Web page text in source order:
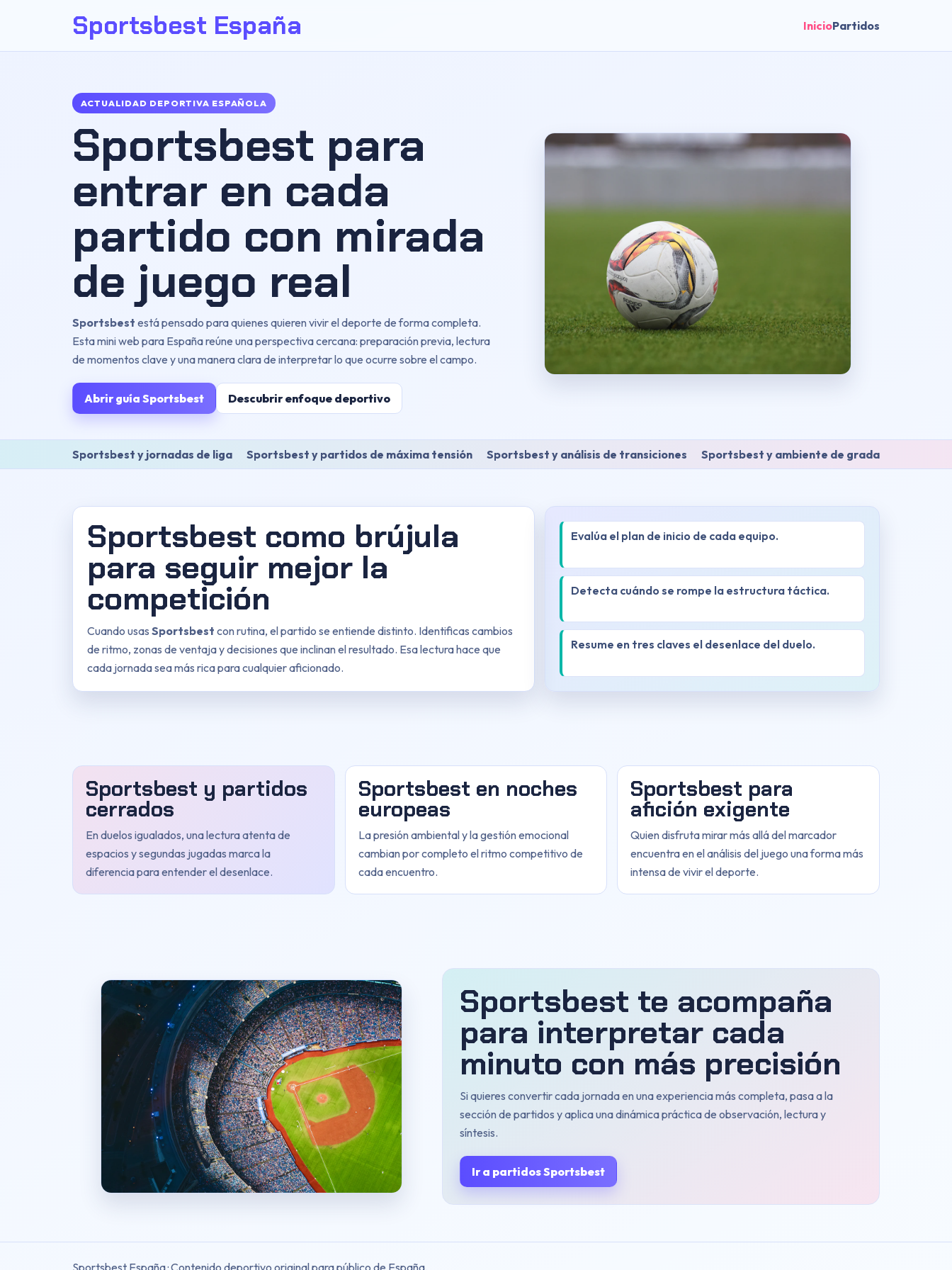
Sportsbest España InicioPartidos
ACTUALIDAD DEPORTIVA ESPAÑOLA
Sportsbest para
entrar en cada
partido con mirada
de juego real
Sportsbest está pensado para quienes quieren vivir el deporte de forma completa.
Esta mini web para España reúne una perspectiva cercana: preparación previa, lectura
de momentos clave y una manera clara de interpretar lo que ocurre sobre el campo.
Abrir guía Sportsbest Descubrir enfoque deportivo
Sportsbest y jornadas de liga Sportsbest y partidos de máxima tensión Sportsbest y análisis de transiciones Sportsbest y ambiente de grada
Sportsbest como brújula
para seguir mejor la
competición
Cuando usas Sportsbest con rutina, el partido se entiende distinto. Identificas cambios
de ritmo, zonas de ventaja y decisiones que inclinan el resultado. Esa lectura hace que
cada jornada sea más rica para cualquier aficionado.
Evalúa el plan de inicio de cada equipo.
Detecta cuándo se rompe la estructura táctica.
Resume en tres claves el desenlace del duelo.
Sportsbest y partidos
cerrados
En duelos igualados, una lectura atenta de
espacios y segundas jugadas marca la
diferencia para entender el desenlace.
Sportsbest en noches
europeas
La presión ambiental y la gestión emocional
cambian por completo el ritmo competitivo de
cada encuentro.
Sportsbest para
afición exigente
Quien disfruta mirar más allá del marcador
encuentra en el análisis del juego una forma más
intensa de vivir el deporte.
Sportsbest te acompaña
para interpretar cada
minuto con más precisión
Si quieres convertir cada jornada en una experiencia más completa, pasa a la
sección de partidos y aplica una dinámica práctica de observación, lectura y
síntesis.
Ir a partidos Sportsbest
Sportsbest España · Contenido deportivo original para público de España.